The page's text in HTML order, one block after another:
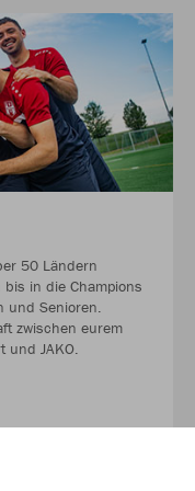
50 Ländern
in die Champions
und Senioren.
zwischen eurem
und JAKO.